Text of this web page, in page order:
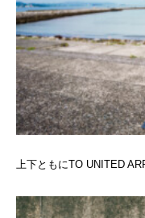
上下ともにTO UNITED